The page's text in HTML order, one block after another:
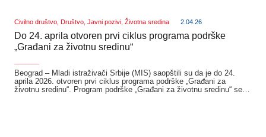
Civilno društvo Društvo Javni pozivi Životna sredina 2.04.26
Do 24. aprila otvoren prvi ciklus programa podrške
„Građani za životnu sredinu“
Beograd – Mladi istraživači Srbije (MIS) saopštili su da je do 24.
aprila 2026. otvoren prvi ciklus programa podrške „Građani za
životnu sredinu“. Program podrške „Građani za životnu sredinu“ se…